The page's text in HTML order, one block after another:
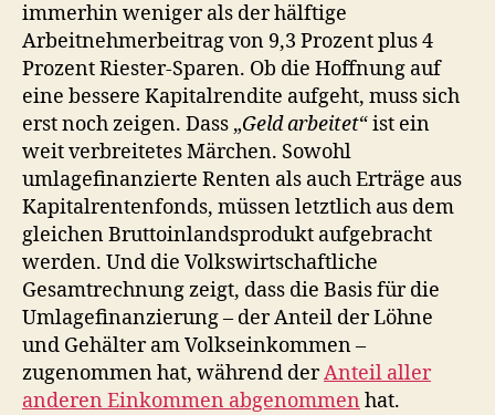
immerhin weniger als der hälftige
Arbeitnehmerbeitrag von 9,3 Prozent plus 4
Prozent Riester-Sparen. Ob die Hoffnung auf
eine bessere Kapitalrendite aufgeht, muss sich
erst noch zeigen. Dass „Geld arbeitet“ ist ein
weit verbreitetes Märchen. Sowohl
umlagefinanzierte Renten als auch Erträge aus
Kapitalrentenfonds, müssen letztlich aus dem
gleichen Bruttoinlandsprodukt aufgebracht
werden. Und die Volkswirtschaftliche
Gesamtrechnung zeigt, dass die Basis für die
Umlagefinanzierung – der Anteil der Löhne
und Gehälter am Volkseinkommen –
zugenommen hat, während derAnteil aller
anderen Einkommen abgenommen hat.